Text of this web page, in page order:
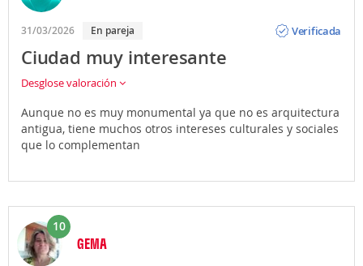
31/03/2026 En pareja
Verificada
Ciudad muy interesante
Desglose valoración
Aunque no es muy monumental ya que no es arquitectura
antigua, tiene muchos otros intereses culturales y sociales
que lo complementan
10
GEMA